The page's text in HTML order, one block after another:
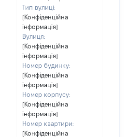
Тип вулиці:
[Конфіденційна
інформація]
Вулиця:
[Конфіденційна
інформація]
Номер будинку:
[Конфіденційна
інформація]
Номер корпусу:
[Конфіденційна
інформація]
Номер квартири:
[Конфіденційна